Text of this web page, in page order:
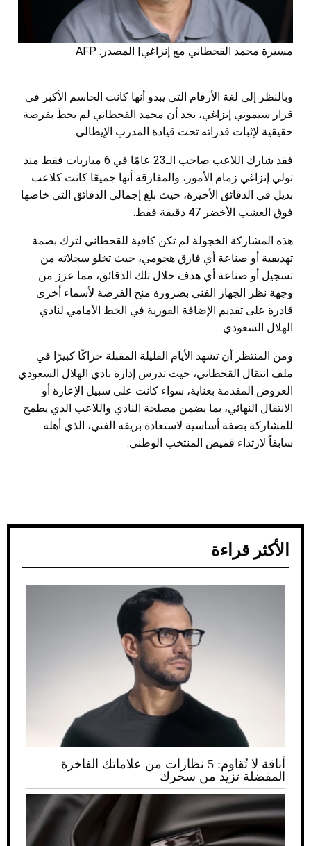
مسيرة محمد القحطاني مع إنزاغي| المصدر: AFP
وبالنظر إلى لغة الأرقام التي يبدو أنها كانت الحاسم الأكبر في
قرار سيموني إنزاغي، نجد أن محمد القحطاني لم يحظَ بفرصة
حقيقية لإثبات قدراته تحت قيادة المدرب الإيطالي.
فقد شارك اللاعب صاحب الـ23 عامًا في 6 مباريات فقط منذ
تولي إنزاغي زمام الأمور، والمفارقة أنها جميعًا كانت كلاعب
بديل في الدقائق الأخيرة، حيث بلغ إجمالي الدقائق التي خاضها
فوق العشب الأخضر 47 دقيقة فقط.
هذه المشاركة الخجولة لم تكن كافية للقحطاني لترك بصمة
تهديفية أو صناعة أي فارق هجومي، حيث تخلو سجلاته من
تسجيل أو صناعة أي هدف خلال تلك الدقائق، مما عزز من
وجهة نظر الجهاز الفني بضرورة منح الفرصة لأسماء أخرى
قادرة على تقديم الإضافة الفورية في الخط الأمامي لنادي
الهلال السعودي.
ومن المنتظر أن تشهد الأيام القليلة المقبلة حراكًا كبيرًا في
ملف انتقال القحطاني، حيث تدرس إدارة نادي الهلال السعودي
العروض المقدمة بعناية، سواء كانت على سبيل الإعارة أو
الانتقال النهائي، بما يضمن مصلحة النادي واللاعب الذي يطمح
للمشاركة بصفة أساسية لاستعادة بريقه الفني، الذي أهله
سابقاً لارتداء قميص المنتخب الوطني.
الأكثر قراءة
أناقة لا تُقاوم: 5 نظارات من علاماتك الفاخرة
المفضلة تزيد من سحرك